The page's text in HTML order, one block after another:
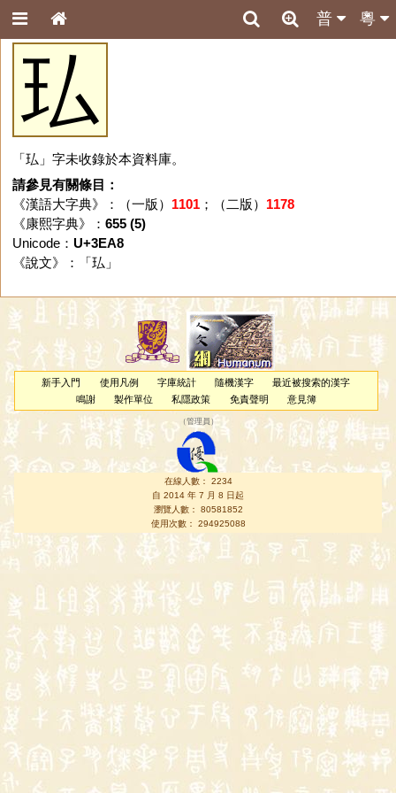
粵
普
㺨
「㺨」字未收錄於本資料庫。
請參見有關條目：
《漢語大字典》：（一版） 1101；（二版） 1178
《康熙字典》： 655 (5)
Unicode： U+3EA8
《說文》：「 㺨」
新手入門 使用凡例 字庫統計 隨機漢字
最近被搜索的漢字
鳴謝
製作單位 私隱政策 免責聲明 意見簿
（管理員 ）
在線人數： 2234
自 2014 年 7 月 8 日起
瀏覽人數： 80581852
使用次數： 294925088